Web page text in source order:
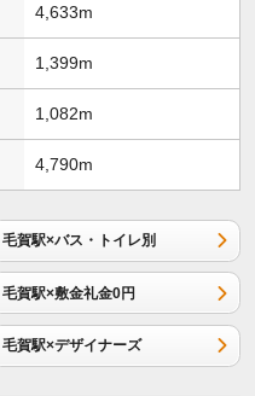
4,633m
1,399m
1,082m
4,790m
毛賀駅×バス・トイレ別
毛賀駅×敷金礼金0円
毛賀駅×デザイナーズ